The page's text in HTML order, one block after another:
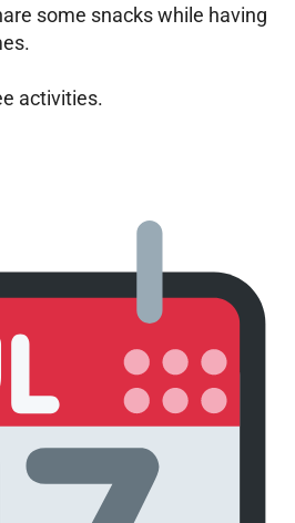
some snacks while having
activities.